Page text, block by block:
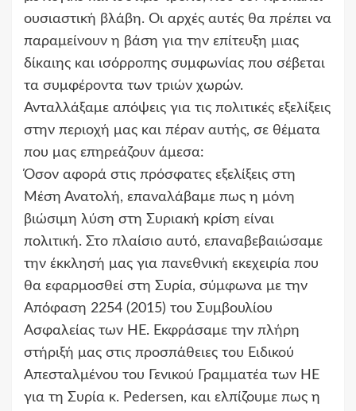
ουσιαστική βλάβη. Οι αρχές αυτές θα πρέπει να
παραμείνουν η βάση για την επίτευξη μιας
δίκαιης και ισόρροπης συμφωνίας που σέβεται
τα συμφέροντα των τριών χωρών.
Ανταλλάξαμε απόψεις για τις πολιτικές εξελίξεις
στην περιοχή μας και πέραν αυτής, σε θέματα
που μας επηρεάζουν άμεσα:
Όσον αφορά στις πρόσφατες εξελίξεις στη
Μέση Ανατολή, επαναλάβαμε πως η μόνη
βιώσιμη λύση στη Συριακή κρίση είναι
πολιτική. Στο πλαίσιο αυτό, επαναβεβαιώσαμε
την έκκλησή μας για πανεθνική εκεχειρία που
θα εφαρμοσθεί στη Συρία, σύμφωνα με την
Απόφαση 2254 (2015) του Συμβουλίου
Ασφαλείας των ΗΕ. Εκφράσαμε την πλήρη
στήριξή μας στις προσπάθειες του Ειδικού
Απεσταλμένου του Γενικού Γραμματέα των ΗΕ
για τη Συρία κ. Pedersen, και ελπίζουμε πως η